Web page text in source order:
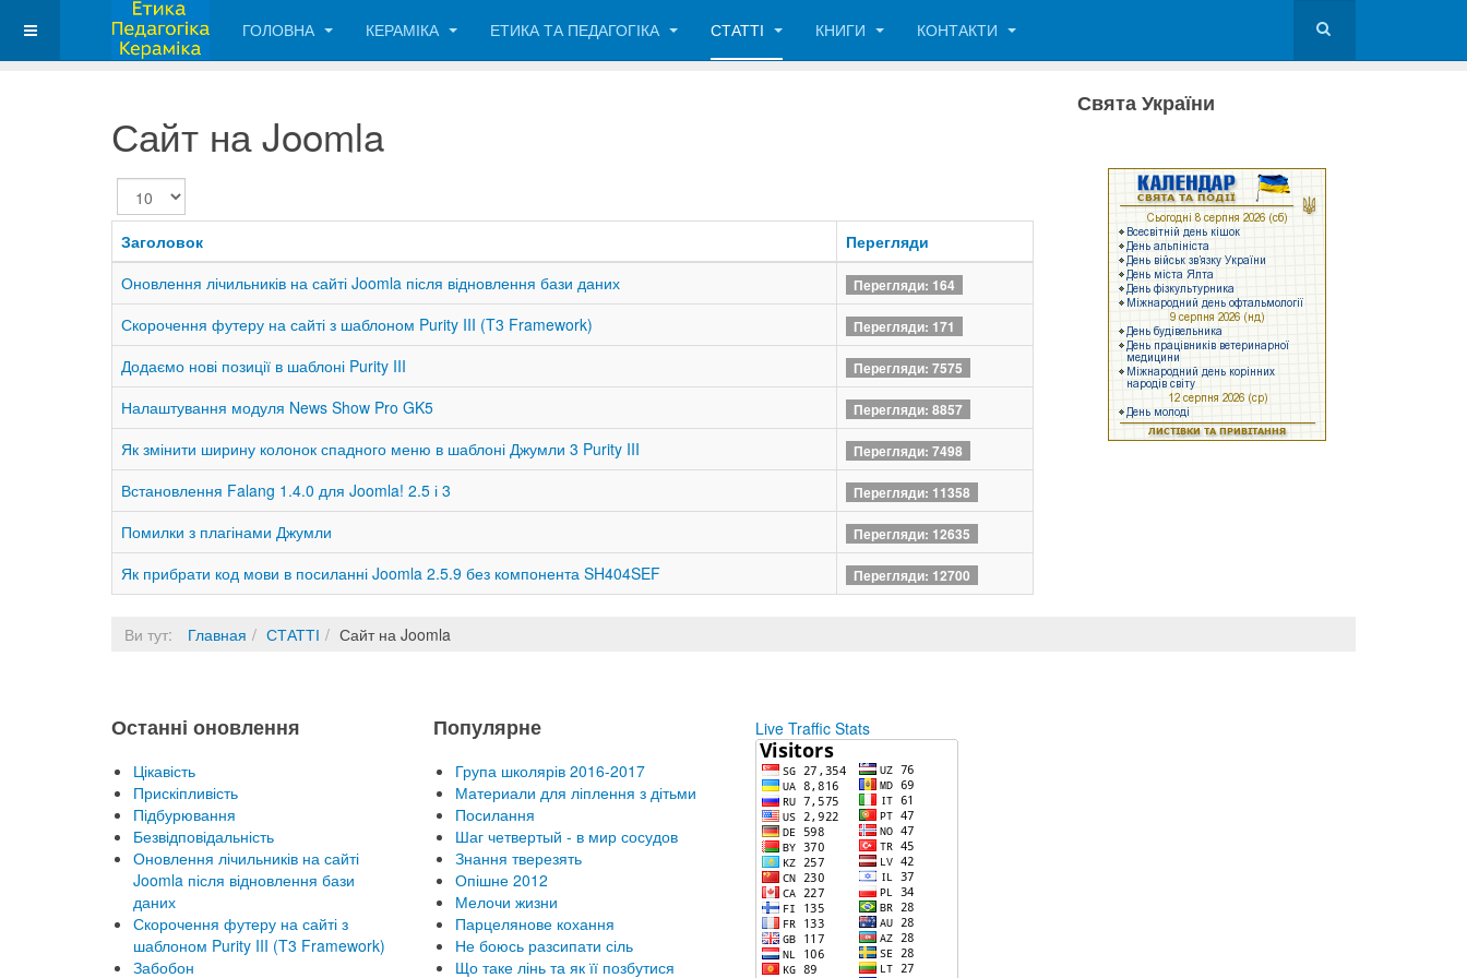
ГОЛОВНА КЕРАМІКА ЕТИКА ТА ПЕДАГОГІКА СТАТТІ КНИГИ КОНТАКТИ
Сайт на Joomla
Показувати
Заголовок
Перегляди
Оновлення лічильників на сайті Joomla після відновлення бази даних
Перегляди: 164
Скорочення футеру на сайті з шаблоном Purity III (T3 Framework) Перегляди: 171
Додаємо нові позиції в шаблоні Purity III Перегляди: 7575
Налаштування модуля News Show Pro GK5 Перегляди: 8857
Як змінити ширину колонок спадного меню в шаблоні Джумли 3 Purity III Перегляди: 7498
Встановлення Falang 1.4.0 для Joomla! 2.5 і 3 Перегляди: 11358
Помилки з плагінами Джумли Перегляди: 12635
Як прибрати код мови в посиланні Joomla 2.5.9 без компонента SH404SEF Перегляди: 12700
Свята України
Ви тут: Главная СТАТТІ Сайт на Joomla
Останні оновлення
Цікавість
Прискіпливість
Підбурювання
Безвідповідальність
Оновлення лічильників на сайті
Joomla після відновлення бази
даних
Скорочення футеру на сайті з
шаблоном Purity III (T3 Framework)
Забобон
Популярне
Група школярів 2016-2017
Материали для ліплення з дітьми
Посилання
Шаг четвертый - в мир сосудов
Знання тверезять
Опішне 2012
Мелочи жизни
Парцелянове кохання
Не боюсь разсипати сіль
Що таке лінь та як її позбутися
Live Traffic Stats